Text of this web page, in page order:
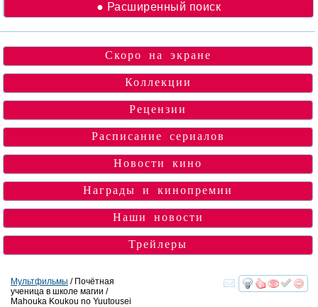
● Расширенный поиск
Скоро на экране
Коллекции
Рецензии
Расписание сериалов
Новости кино
Награды и кинопремии
Наши новости
Трейлеры
смотреть
Мультфильмы / Почётная
ученица в школе магии /
Mahouka Koukou no Yuutousei